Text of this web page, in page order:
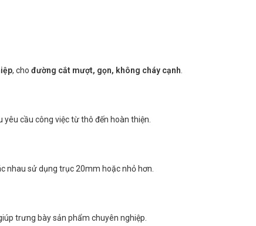
, cho đường cắt mượt, gọn, không cháy cạnh
yêu cầu công việc từ thô đến hoàn thiện.
nhau sử dụng trục 20mm hoặc nhỏ hơn.
trưng bày sản phẩm chuyên nghiệp.